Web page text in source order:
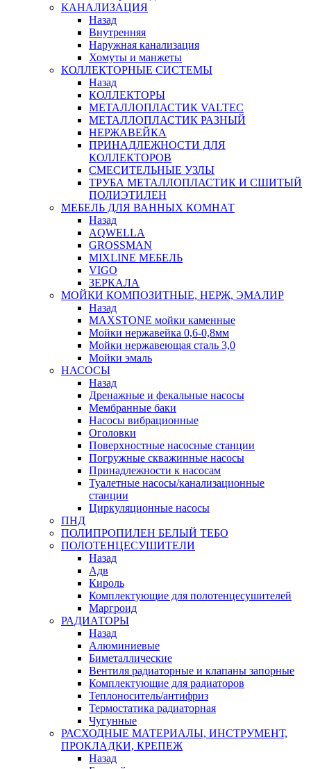
КАНАЛИЗАЦИЯ
Назад
Внутренняя
Наружная канализация
Хомуты и манжеты
КОЛЛЕКТОРНЫЕ СИСТЕМЫ
Назад
КОЛЛЕКТОРЫ
МЕТАЛЛОПЛАСТИК VALTEC
МЕТАЛЛОПЛАСТИК РАЗНЫЙ
НЕРЖАВЕЙКА
ПРИНАДЛЕЖНОСТИ ДЛЯ
КОЛЛЕКТОРОВ
СМЕСИТЕЛЬНЫЕ УЗЛЫ
ТРУБА МЕТАЛЛОПЛАСТИК И СШИТЫЙ
ПОЛИЭТИЛЕН
МЕБЕЛЬ ДЛЯ ВАННЫХ КОМНАТ
Назад
AQWELLA
GROSSMAN
MIXLINE МЕБЕЛЬ
VIGO
ЗЕРКАЛА
МОЙКИ КОМПОЗИТНЫЕ, НЕРЖ, ЭМАЛИР
Назад
MAXSTONE мойки каменные
Мойки нержавейка 0,6-0,8мм
Мойки нержавеющая сталь 3,0
Мойки эмаль
НАСОСЫ
Назад
Дренажные и фекальные насосы
Мембранные баки
Насосы вибрационные
Оголовки
Поверхностные насосные станции
Погружные скважинные насосы
Принадлежности к насосам
Туалетные насосы/канализационные
станции
Циркуляционные насосы
ПНД
ПОЛИПРОПИЛЕН БЕЛЫЙ ТЕБО
ПОЛОТЕНЦЕСУШИТЕЛИ
Назад
Адв
Кироль
Комплектующие для полотенцесушителей
Маргроид
РАДИАТОРЫ
Назад
Алюминиевые
Биметаллические
Вентиля радиаторные и клапаны запорные
Комплектующие для радиаторов
Теплоноситель/антифриз
Термостатика радиаторная
Чугунные
РАСХОДНЫЕ МАТЕРИАЛЫ, ИНСТРУМЕНТ,
ПРОКЛАДКИ, КРЕПЕЖ
Назад